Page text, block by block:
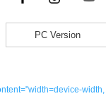
PC Version